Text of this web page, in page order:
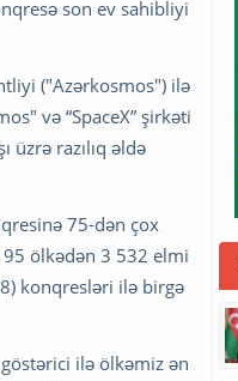
son ev sahibliyi
("Azərkosmos") ilə
və “SpaceX” şirkəti
üzrə razılıq əldə
75-dən çox
95 ölkədən 3 532 elmi
konqresləri ilə birgə
ilə ölkəmiz ən